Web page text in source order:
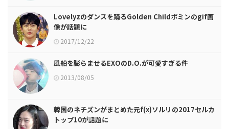
Lovelyzのダンスを踊るGolden Childボミンのgif画
像が話題に
2017/12/22
風船を膨らませるEXOのD.O.が可愛すぎる件
2013/08/05
韓国のネチズンがまとめた元f(x)ソルリの2017セルカ
トップ10が話題に